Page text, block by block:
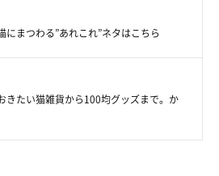
にまつわる”あれこれ”ネタはこちら
きたい猫雑貨から100均グッズまで。か